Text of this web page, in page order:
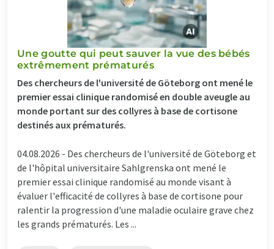
Une goutte qui peut sauver la vue des bébés
extrêmement prématurés
Des chercheurs de l'université de Göteborg ont mené le
premier essai clinique randomisé en double aveugle au
monde portant sur des collyres à base de cortisone
destinés aux prématurés.
04.08.2026 - Des chercheurs de l'université de Göteborg et
de l'hôpital universitaire Sahlgrenska ont mené le
premier essai clinique randomisé au monde visant à
évaluer l'efficacité de collyres à base de cortisone pour
ralentir la progression d'une maladie oculaire grave chez
les grands prématurés. Les ...